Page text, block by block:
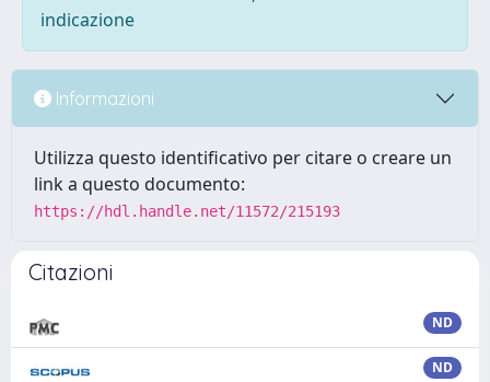
indicazione
Informazioni
Utilizza questo identificativo per citare o creare un
link a questo documento:
https://hdl.handle.net/11572/215193
Citazioni
ND
ND